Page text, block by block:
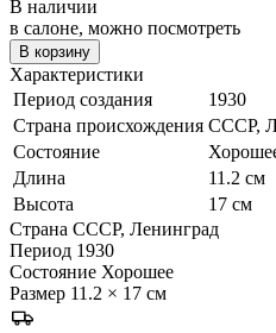
В наличии
в салоне, можно посмотреть
В корзину
Характеристики
Период создания
1930
Страна происхождения СССР,
Состояние
Длина
11.2 см
Высота
17 см
Страна СССР, Ленинград
Период 1930
Состояние Хорошее
Размер 11.2 × 17 см